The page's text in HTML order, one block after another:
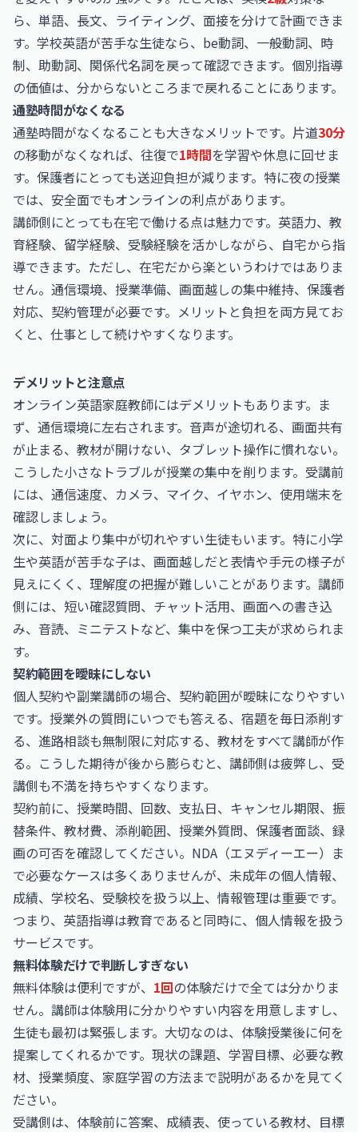
ら、単語、長文、ライティング、面接を分けて計画できま
す。学校英語が苦手な生徒なら、be動詞、一般動詞、時
制、助動詞、関係代名詞を戻って確認できます。個別指導
の価値は、分からないところまで戻れることにあります。
通塾時間がなくなる
通塾時間がなくなることも大きなメリットです。片道30分
の移動がなくなれば、往復で1時間を学習や休息に回せま
す。保護者にとっても送迎負担が減ります。特に夜の授業
では、安全面でもオンラインの利点があります。
講師側にとっても在宅で働ける点は魅力です。英語力、教
育経験、留学経験、受験経験を活かしながら、自宅から指
導できます。ただし、在宅だから楽というわけではありま
せん。通信環境、授業準備、画面越しの集中維持、保護者
対応、契約管理が必要です。メリットと負担を両方見てお
くと、仕事として続けやすくなります。
デメリットと注意点
オンライン英語家庭教師にはデメリットもあります。ま
ず、通信環境に左右されます。音声が途切れる、画面共有
が止まる、教材が開けない、タブレット操作に慣れない。
こうした小さなトラブルが授業の集中を削ります。受講前
には、通信速度、カメラ、マイク、イヤホン、使用端末を
確認しましょう。
次に、対面より集中が切れやすい生徒もいます。特に小学
生や英語が苦手な子は、画面越しだと表情や手元の様子が
見えにくく、理解度の把握が難しいことがあります。講師
側には、短い確認質問、チャット活用、画面への書き込
み、音読、ミニテストなど、集中を保つ工夫が求められま
す。
契約範囲を曖昧にしない
個人契約や副業講師の場合、契約範囲が曖昧になりやすい
です。授業外の質問にいつでも答える、宿題を毎日添削す
る、進路相談も無制限に対応する、教材をすべて講師が作
る。こうした期待が後から膨らむと、講師側は疲弊し、受
講側も不満を持ちやすくなります。
契約前に、授業時間、回数、支払日、キャンセル期限、振
替条件、教材費、添削範囲、授業外質問、保護者面談、録
画の可否を確認してください。NDA（エヌディーエー）ま
で必要なケースは多くありませんが、未成年の個人情報、
成績、学校名、受験校を扱う以上、情報管理は重要です。
つまり、英語指導は教育であると同時に、個人情報を扱う
サービスです。
無料体験だけで判断しすぎない
無料体験は便利ですが、 1回の体験だけで全ては分かりま
せん。講師は体験用に分かりやすい内容を用意しますし、
生徒も最初は緊張します。大切なのは、体験授業後に何を
提案してくれるかです。現状の課題、学習目標、必要な教
材、授業頻度、家庭学習の方法まで説明があるかを見てく
ださい。
受講側は、体験前に答案、成績表、使っている教材、目標